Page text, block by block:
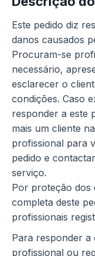
Este pedido diz
danos causados
Procuram-se
necessário,
esclarecer o
condições. Caso
responder a este
mais um cliente
profissional para
pedido e
serviço.
Por proteção dos
completa deste
profissionais
Para responder a
profissional ou